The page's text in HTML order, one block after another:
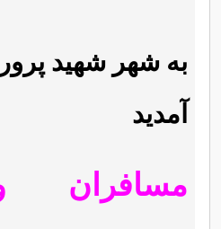
به شهر شهید
آمدید
مسافران